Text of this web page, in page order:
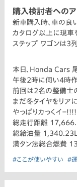
購入検討者へのア
新車購入時、車の良
カタログ以上に現車
ステップ ワゴンは3
本日、Honda Cars
午後2時に伺い4時作
前回は2名の整備士
まだ冬タイヤをリア
やっぱりカっくイ－!!!!
総走行距離
総給油量 1,340.23L
満タン法総合燃費
#ここが使いやすい #